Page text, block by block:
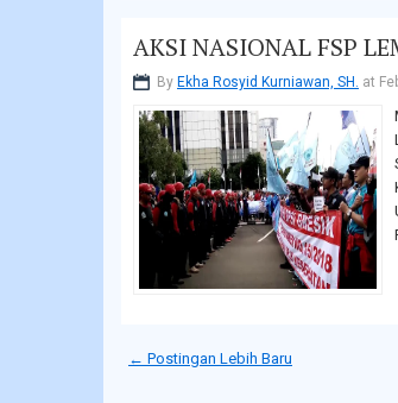
AKSI NASIONAL FSP
By Ekha Rosyid Kurniawan, SH. at
← Postingan Lebih Baru